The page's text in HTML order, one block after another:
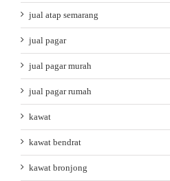
jual atap semarang
jual pagar
jual pagar murah
jual pagar rumah
kawat
kawat bendrat
kawat bronjong